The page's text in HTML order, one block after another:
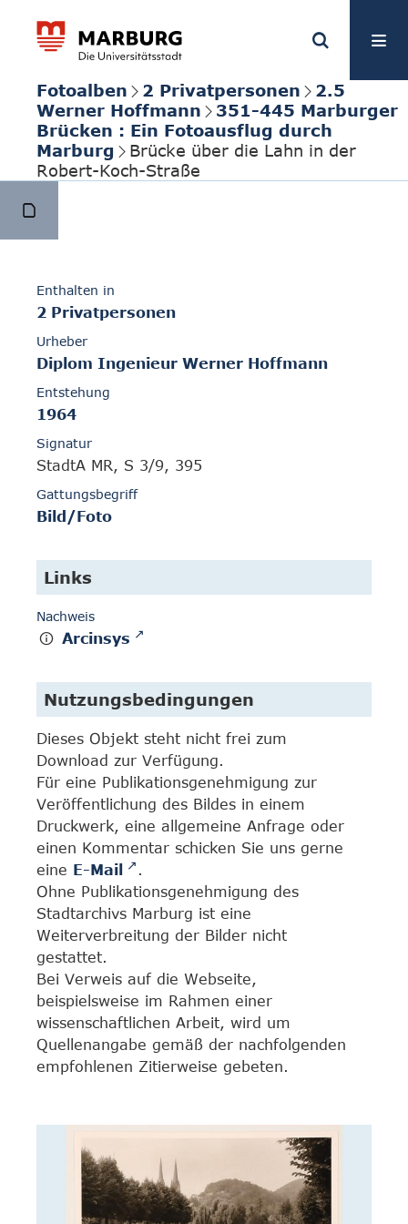
Fotoalben 2 Privatpersonen
2.5
Werner Hoffmann
351-445 Marburger
Brücken : Ein Fotoausflug durch
Marburg
Brücke über die Lahn in der
Robert-Koch-Straße
Enthalten in
2 Privatpersonen
Urheber
Diplom Ingenieur Werner Hoffmann
Entstehung
1964
Signatur
StadtA MR, S 3/9, 395
Gattungsbegriff
Bild/Foto
Links
Nachweis
Arcinsys
Nutzungsbedingungen
Dieses Objekt steht nicht frei zum
Download zur Verfügung.
Für eine Publikationsgenehmigung zur
Veröffentlichung des Bildes in einem
Druckwerk, eine allgemeine Anfrage oder
einen Kommentar schicken Sie uns gerne
eine E-Mail
.
Ohne Publikationsgenehmigung des
Stadtarchivs Marburg ist eine
Weiterverbreitung der Bilder nicht
gestattet.
Bei Verweis auf die Webseite,
beispielsweise im Rahmen einer
wissenschaftlichen Arbeit, wird um
Quellenangabe gemäß der nachfolgenden
empfohlenen Zitierweise gebeten.